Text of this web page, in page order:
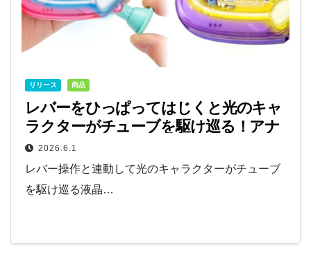
リリース 商品
レバーをひっぱってはじくと光のキャ
ラクターがチューブを駆け巡る！アナ
ログ×デジタルのギミックがくせにな
る液晶トイが7月に新登場♪
2026.6.1
レバー操作と連動して光のキャラクターがチューブ
を駆け巡る液晶…